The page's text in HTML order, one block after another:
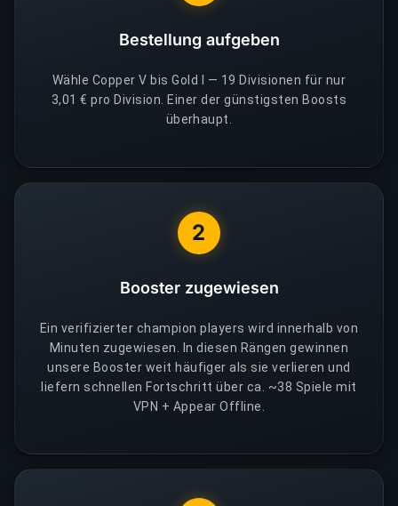
Bestellung aufgeben
Wähle Copper V bis Gold I — 19 Divisionen für nur
3,01 € pro Division. Einer der günstigsten Boosts
überhaupt.
2
Booster zugewiesen
Ein verifizierter champion players wird innerhalb von
Minuten zugewiesen. In diesen Rängen gewinnen
unsere Booster weit häufiger als sie verlieren und
liefern schnellen Fortschritt über ca. ~38 Spiele mit
VPN + Appear Offline.